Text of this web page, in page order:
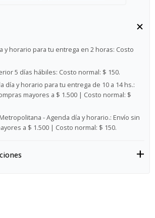
y horario para tu entrega en 2 horas: Costo
5 días hábiles: Costo normal: $ 150.
día y horario para tu entrega de 10 a 14 hs.:
mayores a $ 1.500 | Costo normal: $
- Agenda día y horario.: Envío sin
a $ 1.500 | Costo normal: $ 150.